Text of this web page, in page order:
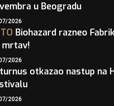
u Beogradu
2026
Biohazard razneo
mrtav!
2026
otkazao nastup na
2026